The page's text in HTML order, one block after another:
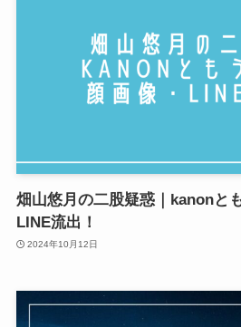
畑山悠月の二股疑惑｜kanonと
LINE流出！
2024年10月12日